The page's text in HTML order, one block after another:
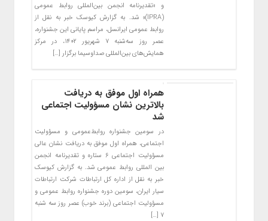
و «تقدیرنامه انجمن بین‌المللی روابط عمومی
(IPRA)» شد. به گزارش کیوسک خبر به نقل از
روابط عمومی ایرانسل، مراسم پایانی این جشنواره،
عصر روز سه‌شنبه ۷ شهریور ۱۴۰۲، در مرکز
همایش‌های بین‌المللی صداوسیما برگزار […]
همراه اول موفق به دریافت
بالاترین نشان مسؤولیت اجتماعی
شد
در سومین جشنواره روابط‌عمومی و مسؤولیت
اجتماعی، همراه اول موفق به دریافت نشان‌ عالی
مسؤولیت اجتماعی ۶ ستاره و تقدیرنامه انجمن
بین المللی روابط عمومی شد. به گزارش کیوسک
خبر به نقل از اداره کل ارتباطات شرکت ارتباطات
سیار ایران، سومین دوره جشنواره روابط عمومی و
مسؤولیت اجتماعی (برند خوب) عصر روز سه شنبه
۷ […]